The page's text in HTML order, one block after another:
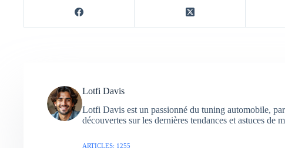
Lotfi Davis
Lotfi Davis est un passionné du tuning automobile,
découvertes sur les dernières tendances et astuces de
ARTICLES: 1255